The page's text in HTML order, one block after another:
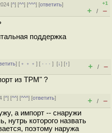
[^] [^^] [^^^] [ответить]
+1
+ / –
поддержка
] [ ﹢﹢﹢] [ · · ·][↓] [↑]
+ / –
из TPM" ?
[^] [^^] [^^^] [ответить]
+ / –
а импорт -- снаружи
нутрь которого назвать
поэтому наружа